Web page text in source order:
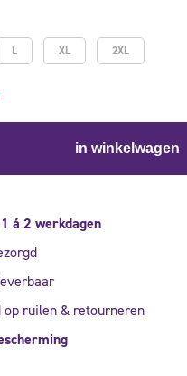
L XL 2XL
in winkelwagen
1 á 2 werkdagen
ruilen & retourneren